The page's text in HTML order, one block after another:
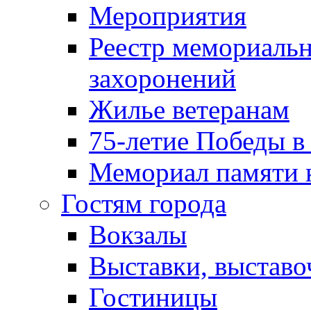
Мероприятия
Реестр
захоронений
Жилье ветеранам
75-летие Победы
Мемориал памяти
Гостям города
Вокзалы
Выставки,
Гостиницы